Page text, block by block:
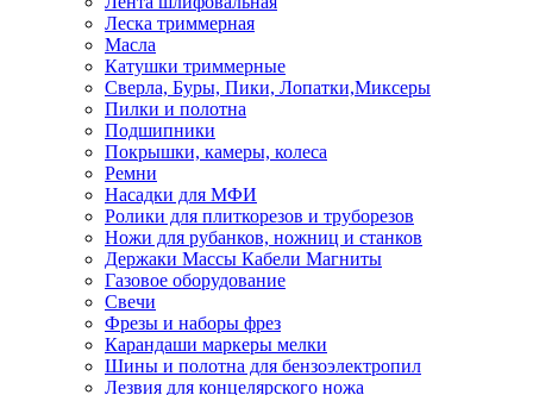
Леска триммерная
Масла
Катушки триммерные
Сверла, Буры, Пики, Лопатки,Миксеры
Пилки и полотна
Подшипники
Покрышки, камеры, колеса
Ремни
Насадки для МФИ
Ролики для плиткорезов и труборезов
Ножи для рубанков, ножниц и станков
Держаки Массы Кабели Магниты
Газовое оборудование
Свечи
Фрезы и наборы фрез
Карандаши маркеры мелки
Шины и полотна для бензоэлектропил
Лезвия для концелярского ножа